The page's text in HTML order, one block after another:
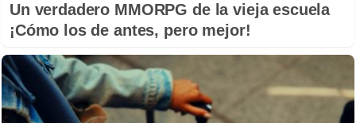
Un verdadero MMORPG de la vieja escuela
¡Cómo los de antes, pero mejor!